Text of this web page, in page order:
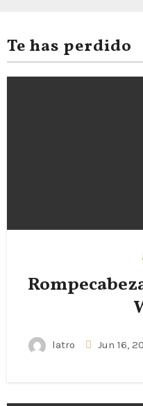
Te has perdido
latro Jun 16,